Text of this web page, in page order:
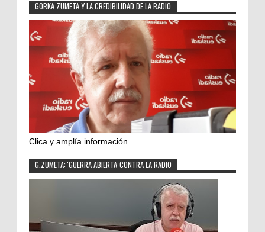
GORKA ZUMETA Y LA CREDIBILIDAD DE LA RADIO
Clica y amplía información
G.ZUMETA: 'GUERRA ABIERTA' CONTRA LA RADIO